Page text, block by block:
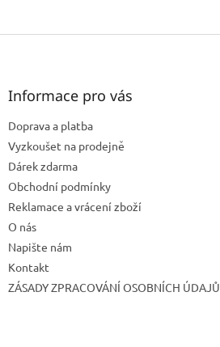
Z
Informace pro vás
Doprava a platba
Vyzkoušet na prodejně
Dárek zdarma
Obchodní podmínky
Reklamace a vrácení zboží
O nás
Napište nám
Kontakt
ZÁSADY ZPRACOVÁNÍ OSOBNÍCH ÚDAJŮ